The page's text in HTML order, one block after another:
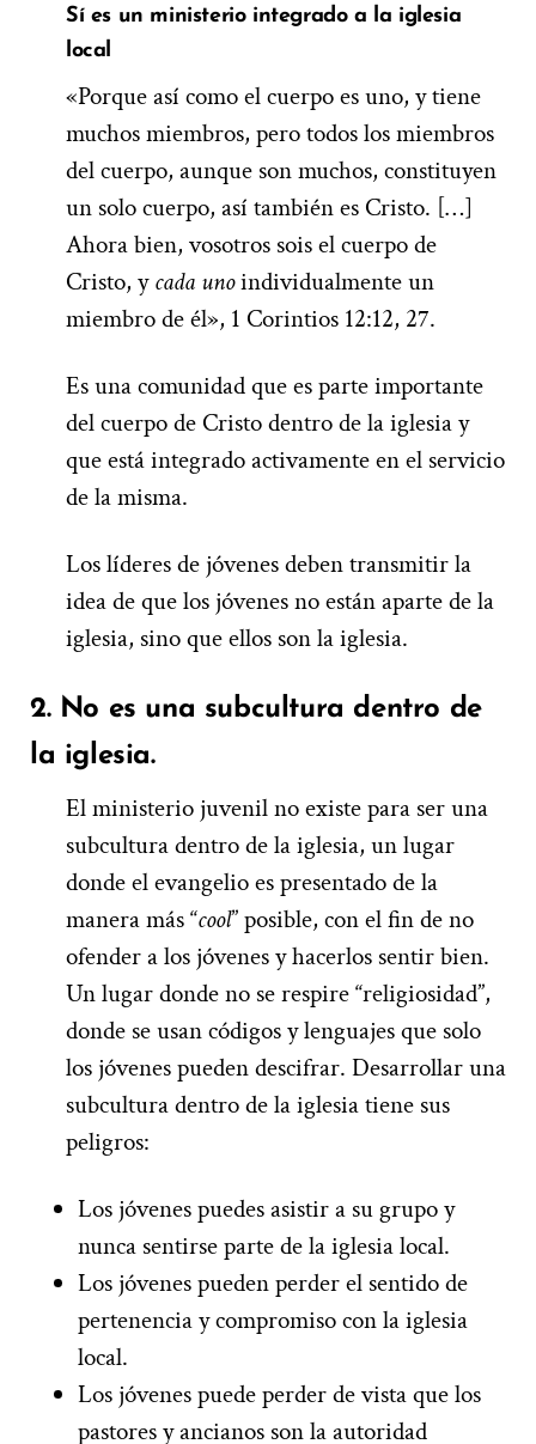
Sí es un ministerio integradoa la iglesia
local
«Porque así como el cuerpo es uno, y tiene
muchos miembros, pero todos los miembros
del cuerpo, aunque son muchos, constituyen
un solo cuerpo, así también es Cristo. […]
Ahora bien, vosotros sois el cuerpo de
Cristo, ycada unoindividualmente un
miembro de él», 1 Corintios 12:12, 27.
Es una comunidad que es parte importante
del cuerpo de Cristo dentro de la iglesia y
que está integrado activamente en el servicio
de la misma.
Los líderes de jóvenes deben transmitir la
idea de que los jóvenes no están aparte de la
iglesia, sino que ellos son la iglesia.
2. No es una subcultura dentro de
la iglesia.
El ministerio juvenil no existe para ser una
subcultura dentro de la iglesia, un lugar
donde el evangelio es presentado de la
manera más “cool” posible, con el fin de no
ofender a los jóvenes y hacerlos sentir bien.
Un lugar donde no se respire “religiosidad”,
donde se usan códigos y lenguajes que solo
los jóvenes pueden descifrar. Desarrollar una
subcultura dentro de la iglesia tiene sus
peligros:
Los jóvenes puedes asistir a su grupo y
nunca sentirse parte de la iglesia local.
Los jóvenes pueden perder el sentido de
pertenencia y compromiso con la iglesia
local.
Los jóvenes puede perder de vista que los
pastores y ancianos son la autoridad